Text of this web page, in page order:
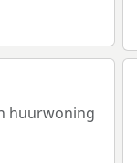
huurwoning